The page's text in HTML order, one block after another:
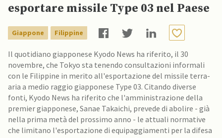
esportare missile Type 03 nel Paese
Giappone Filippine
Il quotidiano giapponese Kyodo News ha riferito, il 30
novembre, che Tokyo sta tenendo consultazioni informali
con le Filippine in merito all'esportazione del missile terra-
aria a medio raggio giapponese Type 03. Citando diverse
fonti, Kyodo News ha riferito che l'amministrazione della
premier giapponese, Sanae Takaichi, prevede di abolire - già
nella prima metà del prossimo anno - le attuali normative
che limitano l'esportazione di equipaggiamenti per la difesa